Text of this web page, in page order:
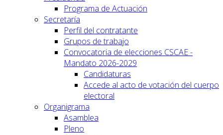
Programa de Actuación
Secretaría
Perfil del contratante
Grupos de trabajo
Convocatoria de elecciones CSCAE -
Mandato 2026-2029
Candidaturas
Accede al acto de votación del cuerpo
electoral
Organigrama
Asamblea
Pleno